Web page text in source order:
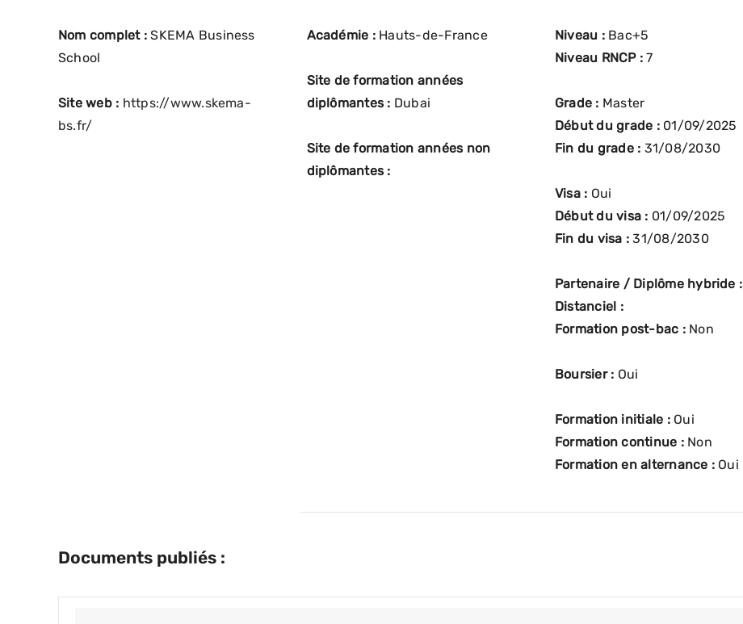
Nom complet :SKEMA Business
School
Site web : https://www.skema-
bs.fr/
Académie : Hauts-de-France
Site de formation années
diplômantes : Dubai
Site de formation années non
diplômantes :
Niveau : Bac+5
Niveau RNCP :7
Grade : Master
Début du grade : 01/09/2025
Fin du grade : 31/08/2030
Visa : Oui
Début du visa : 01/09/2025
Fin du visa :31/08/2030
Partenaire / Diplôme hybride :
Distanciel :
Formation post-bac : Non
Boursier : Oui
Formation initiale : Oui
Formation continue : Non
Formation en alternance : Oui
Documents publiés :